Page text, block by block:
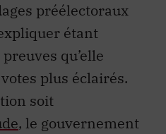
préélectoraux
étant
qu’elle
plus éclairés.
soit
, le gouvernement